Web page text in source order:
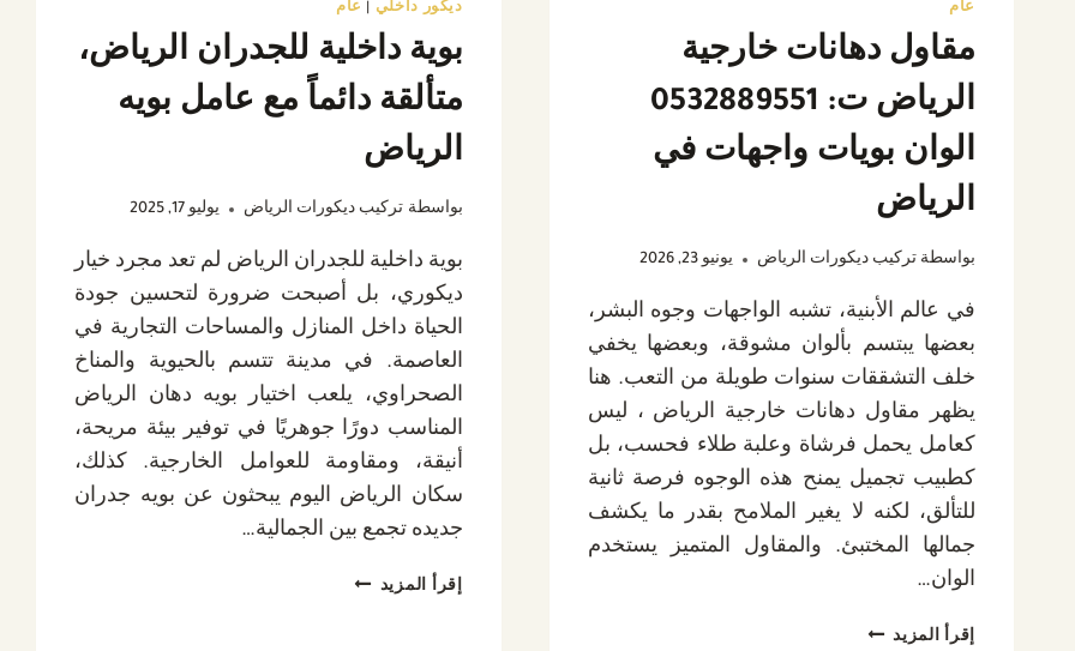
عام
مقاول دهانات خارجية
الرياض ت: 0532889551
الوان بويات واجهات في
الرياض
بواسطة تركيب ديكورات الرياض يونيو 23, 2026
في عالم الأبنية، تشبه الواجهات وجوه البشر،
بعضها يبتسم بألوان مشوقة، وبعضها يخفي
خلف التشققات سنوات طويلة من التعب. هنا
يظهر مقاول دهانات خارجية الرياض ، ليس
كعامل يحمل فرشاة وعلبة طلاء فحسب، بل
كطبيب تجميل يمنح هذه الوجوه فرصة ثانية
للتألق، لكنه لا يغير الملامح بقدر ما يكشف
جمالها المختبئ. والمقاول المتميز يستخدم
الوان…
إقرأ المزيد مقاول
ديكور داخلي عام
بوية داخلية للجدران الرياض،
متألقة دائماً مع عامل بويه
الرياض
بواسطة تركيب ديكورات الرياض يوليو 17, 2025
بوية داخلية للجدران الرياض لم تعد مجرد خيار
ديكوري، بل أصبحت ضرورة لتحسين جودة
الحياة داخل المنازل والمساحات التجارية في
العاصمة. في مدينة تتسم بالحيوية والمناخ
الصحراوي، يلعب اختيار بويه دهان الرياض
المناسب دورًا جوهريًا في توفير بيئة مريحة،
أنيقة، ومقاومة للعوامل الخارجية. كذلك،
سكان الرياض اليوم يبحثون عن بويه جدران
جديده تجمع بين الجمالية…
إقرأ المزيد بوية